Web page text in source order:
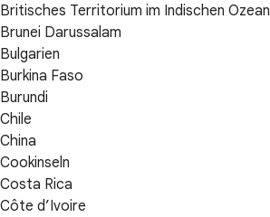
Britisches Territorium im Indischen Ozean
Brunei Darussalam
Bulgarien
Burkina Faso
Burundi
Chile
China
Cookinseln
Costa Rica
Côte d’Ivoire